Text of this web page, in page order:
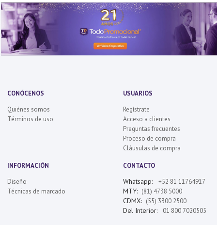
CONÓCENOS
Quiénes somos
Términos de uso
USUARIOS
Regístrate
Acceso a clientes
Preguntas frecuentes
Proceso de compra
Cláusulas de compra
INFORMACIÓN
Diseño
Técnicas de marcado
CONTACTO
Whatsapp: +52 81 11764917
MTY: (81) 4738 5000
CDMX: (55) 3300 2500
Del Interior: 01 800 7020505